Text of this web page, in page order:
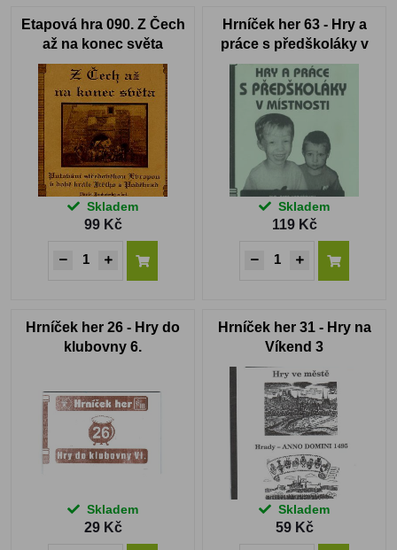
Etapová hra 090. Z Čech
až na konec světa
Skladem
99 Kč
Hrníček her 63 - Hry a
práce s předškoláky v
místnosti
Skladem
119 Kč
Hrníček her 26 - Hry do
klubovny 6.
Skladem
29 Kč
Hrníček her 31 - Hry na
Víkend 3
Skladem
59 Kč